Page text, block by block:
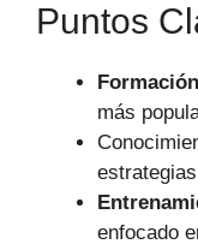
Puntos
más
enfocado